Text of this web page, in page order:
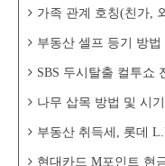
가족 관계 호칭(친가,
부동산 셀프 등기 방법
SBS 두시탈출 컬투쇼
나무 삽목 방법 및 시
부동산 취득세, 롯데
현대카드 M포인트 현